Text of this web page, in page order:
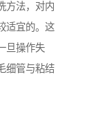
方法，对内
适宜的。这
旦操作失
细管与粘结